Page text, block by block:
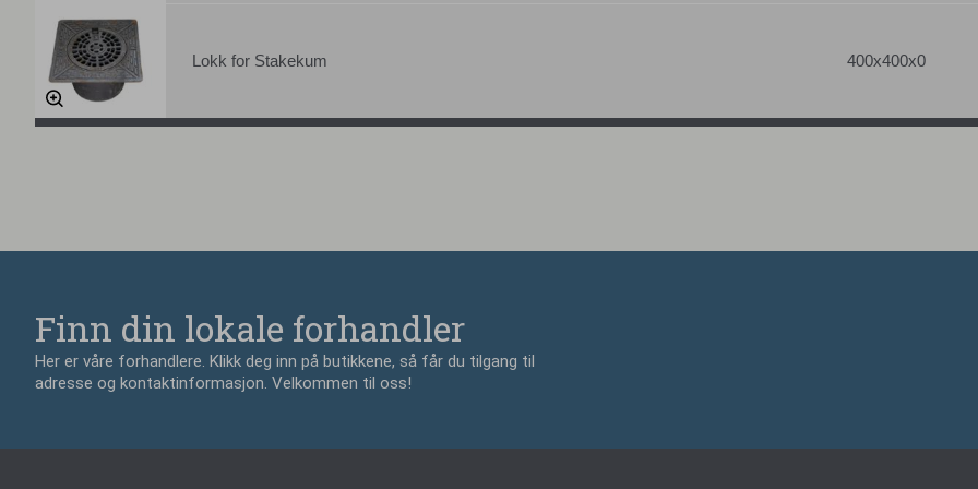
Lokk for Stakekum 400x400x0
Finn din lokale forhandler
Her er våre forhandlere. Klikk deg inn på butikkene, så får du tilgang til
adresse og kontaktinformasjon. Velkommen til oss!